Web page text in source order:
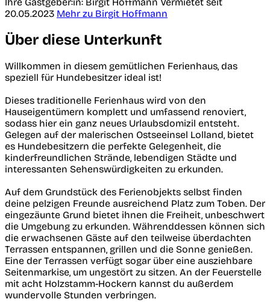
Ihre Gastgeber:in: Birgit Hoffmann Vermietet seit
20.05.2023 Mehr zu Birgit Hoffmann
Über diese Unterkunft
Willkommen in diesem gemütlichen Ferienhaus, das
speziell für Hundebesitzer ideal ist!
Dieses traditionelle Ferienhaus wird von den
Hauseigentümern komplett und umfassend renoviert,
sodass hier ein ganz neues Urlaubsdomizil entsteht.
Gelegen auf der malerischen Ostseeinsel Lolland, bietet
es Hundebesitzern die perfekte Gelegenheit, die
kinderfreundlichen Strände, lebendigen Städte und
interessanten Sehenswürdigkeiten zu erkunden.
Auf dem Grundstück des Ferienobjekts selbst finden
deine pelzigen Freunde ausreichend Platz zum Toben. Der
eingezäunte Grund bietet ihnen die Freiheit, unbeschwert
die Umgebung zu erkunden. Währenddessen können sich
die erwachsenen Gäste auf den teilweise überdachten
Terrassen entspannen, grillen und die Sonne genießen.
Eine der Terrassen verfügt sogar über eine ausziehbare
Seitenmarkise, um ungestört zu sitzen. An der Feuerstelle
mit acht Holzstamm-Hockern kannst du außerdem
wundervolle Stunden verbringen.